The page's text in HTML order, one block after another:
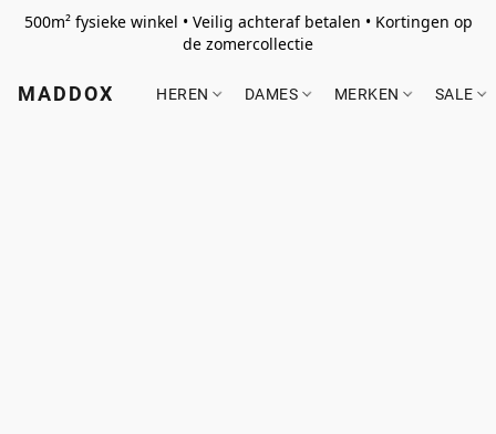
500m² fysieke winkel • Veilig achteraf betalen • Kortingen op
de zomercollectie
MADDOX HEREN DAMES MERKEN SALE